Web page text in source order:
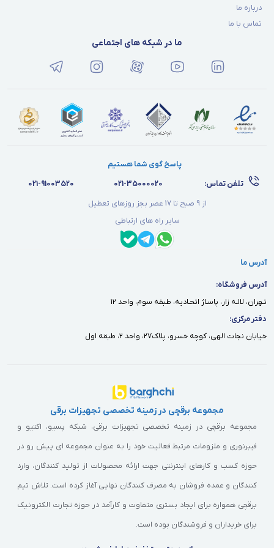
درباره ما
تماس با ما
ما در شبکه های اجتماعی
پاسخ گوی شما هستیم
تلفن تماس:
021-35000020
021-91003520
از 9 صبح تا 17 عصر بجز روزهای تعطیل
سایر راه های ارتباطی
آدرس ما
آدرس فروشگاه:
تـهران، لالـه زار، پاسـاژ اتحـاديه، طبقه سوم، واحد ١٢
دفتر مركزى:
خيابان نجات الهى، كوچه خسرو، پلاك٢٧، واحد ٢، طبقه اول
مجموعه برقچی در زمینه تخصصی تجهیزات برقی
مجموعه برقچی در زمینه تخصصی تجهیزات برقی، شبکه پسیو، اکتیو و
فیبرنوری و ملزومات مرتبط فعالیت خود را به عنوان مجموعه ای پیش رو در
حوزه کسب و کارهای اینترنتی جهت ارائه محصولات از تولید کنندگان، وارد
کنندگان و عمده فروشان به مصرف کنندگان نهایی آغاز کرده است. تلاش تیم
برقچی همواره برای ایجاد بستری متفاوت و کارآمد در حوزه تجارت الکترونیک
برای خریداران و فروشندگان بوده است.